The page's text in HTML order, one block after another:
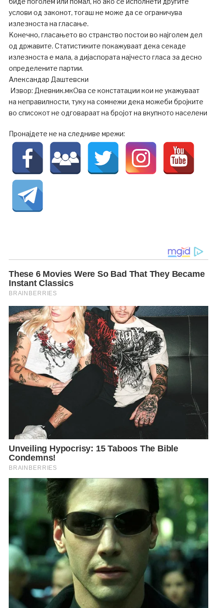
услови од законот, тогаш не може да се ограничува
излезноста на гласање.
Kонечно, гласањето во странство постои во најголем дел
од државите. Статистиките покажуваат дека секаде
излезноста е мала, а дијаспората најчесто гласа за десно
определените партии.
Александар Даштевски
Извор: Дневник.мкОва се констатации кои не укажуваат
на неправилности, туку на сомнежи дека можеби бројките
во списокот не одговараат на бројот на вкупното населени
Пронајдете не на следниве мрежи: